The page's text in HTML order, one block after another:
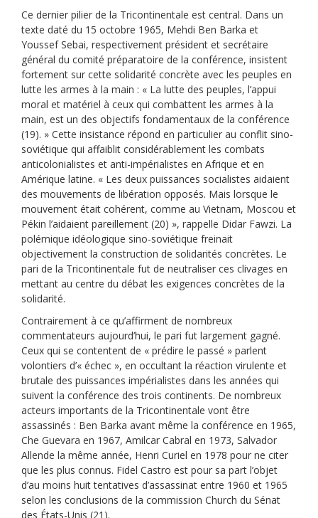
Ce dernier pilier de la Tricontinentale est central. Dans un
texte daté du 15 octobre 1965, Mehdi Ben Barka et
Youssef Sebai, respectivement président et secrétaire
général du comité préparatoire de la conférence, insistent
fortement sur cette solidarité concrète avec les peuples en
lutte les armes à la main : « La lutte des peuples, l’appui
moral et matériel à ceux qui combattent les armes à la
main, est un des objectifs fondamentaux de la conférence
(19). » Cette insistance répond en particulier au conflit sino-
soviétique qui affaiblit considérablement les combats
anticolonialistes et anti-impérialistes en Afrique et en
Amérique latine. « Les deux puissances socialistes aidaient
des mouvements de libération opposés. Mais lorsque le
mouvement était cohérent, comme au Vietnam, Moscou et
Pékin l’aidaient pareillement (20) », rappelle Didar Fawzi. La
polémique idéologique sino-soviétique freinait
objectivement la construction de solidarités concrètes. Le
pari de la Tricontinentale fut de neutraliser ces clivages en
mettant au centre du débat les exigences concrètes de la
solidarité.
Contrairement à ce qu’affirment de nombreux
commentateurs aujourd’hui, le pari fut largement gagné.
Ceux qui se contentent de « prédire le passé » parlent
volontiers d’« échec », en occultant la réaction virulente et
brutale des puissances impérialistes dans les années qui
suivent la conférence des trois continents. De nombreux
acteurs importants de la Tricontinentale vont être
assassinés : Ben Barka avant même la conférence en 1965,
Che Guevara en 1967, Amilcar Cabral en 1973, Salvador
Allende la même année, Henri Curiel en 1978 pour ne citer
que les plus connus. Fidel Castro est pour sa part l’objet
d’au moins huit tentatives d’assassinat entre 1960 et 1965
selon les conclusions de la commission Church du Sénat
des États-Unis (21).